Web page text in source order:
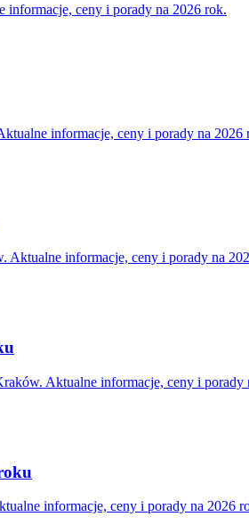
ceny i porady na 2026 rok.
informacje, ceny i porady na 2026
Aktualne informacje, ceny i porady na
Aktualne informacje, ceny i porady
informacje, ceny i porady na 2026